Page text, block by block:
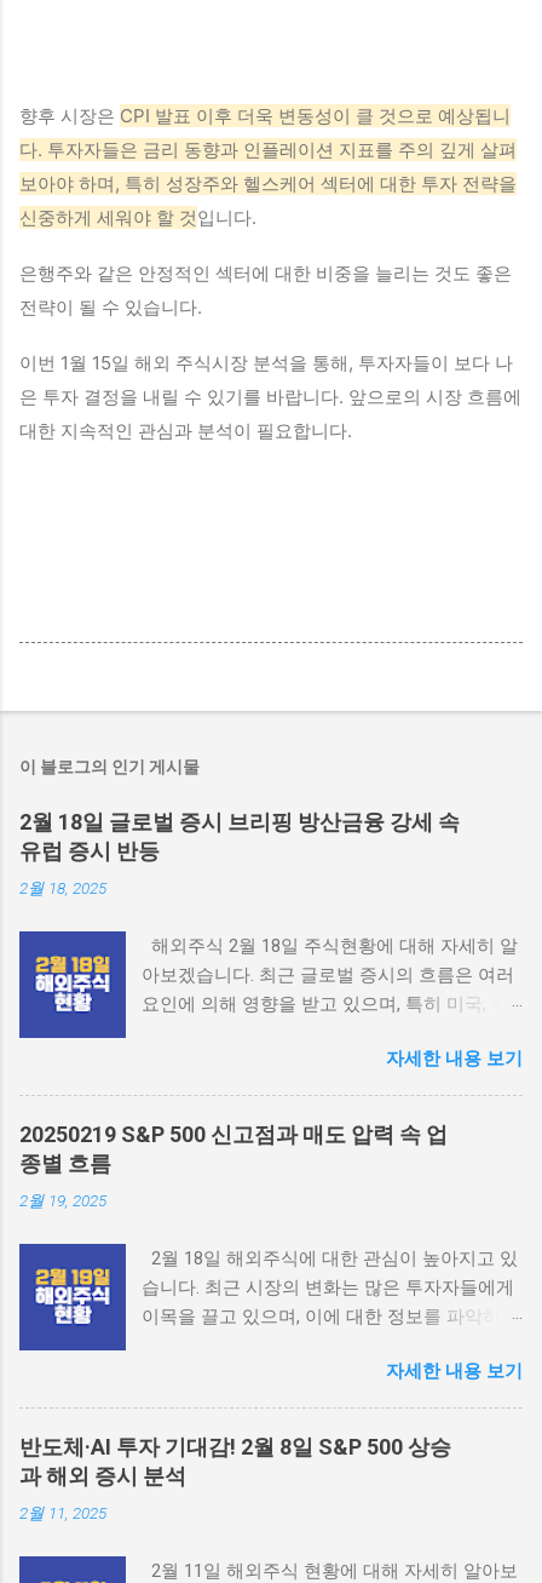
향후 시장은 CPI 발표 이후 더욱 변동성이 클 것으로 예상됩니
다. 투자자들은 금리 동향과 인플레이션 지표를 주의 깊게 살펴
보아야 하며, 특히 성장주와 헬스케어 섹터에 대한 투자 전략을
신중하게 세워야 할 것입니다.
은행주와 같은 안정적인 섹터에 대한 비중을 늘리는 것도 좋은
전략이 될 수 있습니다.
이번 1월 15일 해외 주식시장 분석을 통해, 투자자들이 보다 나
은 투자 결정을 내릴 수 있기를 바랍니다. 앞으로의 시장 흐름에
대한 지속적인 관심과 분석이 필요합니다.
이 블로그의 인기 게시물
2월 18일 글로벌 증시 브리핑 방산금융 강세 속
유럽 증시 반등
2월 18, 2025
해외주식 2월 18일 주식현황에 대해 자세히 알
아보겠습니다. 최근 글로벌 증시의 흐름은 여러
요인에 의해 영향을 받고 있으며, 특히 미국, 유
요한 역할을 하고 있습니다. 이번 포스팅에서는
각 지역의 주식 시장 현황을 살펴보겠습니다.
2025 fomc 일정 시황분석 해외주식 2월 18일
주식현황 개요 2월 18일, 미국 증시는 휴장 상태
차익 실현이 이루어지고 있는 상황입니다. 이러
한 흐름은 각국의 경제 지표와 정치적 상황에 따
라 달라지고 있습니다. 미국 증시 현황 미국 증
었습니다. 하지만 최근 미국의 경제 지표가 긍정
적으로 나타나면서, 다음 거래일에 대한 기대감
이 높아지고 있습니다. 특히, 고용 지표와 소비
자 물가 지수가 안정세를 보이고 있어, 연준의
자세한 내용 보기
20250219 S&P 500 신고점과 매도 압력 속 업
종별 흐름
2월 19, 2025
2월 18일 해외주식에 대한 관심이 높아지고 있
습니다. 최근 시장의 변화는 많은 투자자들에게
이목을 끌고 있으며, 이에 대한 정보를 파악하는
해외주식의 전반적인 동향과 주요 요인들에 대
해 살펴보겠습니다. 테슬라 2025 전망 2월 18일
해외주식 시장 개요 현재 해외주식 시장은 다양
한 요소들에 의해 영향을 받고 있습니다. 특히
S&P 500 지수가 신고가를 경신하면서, 주식 시
고려해야 하는 중요한 요소입니다. S&P 500 시
자세한 내용 보기
반도체·AI 투자 기대감! 2월 8일 S&P 500 상승
과 해외 증시 분석
2월 11, 2025
2월 11일 해외주식 현황에 대해 자세히 알아보